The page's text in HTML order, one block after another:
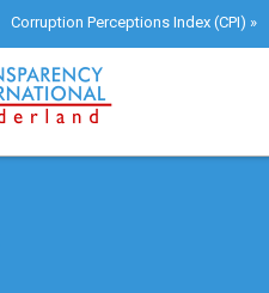
Corruption Perceptions Index (CPI) »